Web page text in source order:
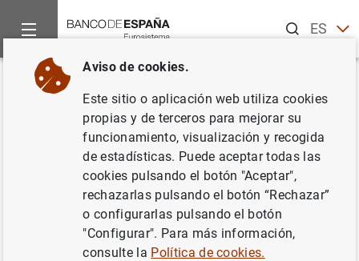
ESEN
Inicio Noticias y eventos
Volver
Hogares y sociedades no
financieras de la zona del euro:
segundo trimestre de 2022
Aviso de cookies.
Este sitio o aplicación web utiliza cookies
propias y de terceros para mejorar su
funcionamiento, visualización y recogida
de estadísticas. Puede aceptar todas las
cookies pulsando el botón "Aceptar",
rechazarlas pulsando el botón “Rechazar”
o configurarlas pulsando el botón
"Configurar". Para más información,
consulte la Política de cookies.